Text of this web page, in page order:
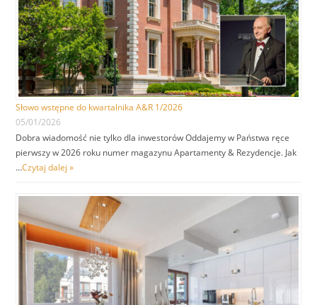
Słowo wstępne do kwartalnika A&R 1/2026
05/01/2026
Dobra wiadomość nie tylko dla inwestorów Oddajemy w Państwa ręce
pierwszy w 2026 roku numer magazynu Apartamenty & Rezydencje. Jak
…Czytaj dalej »